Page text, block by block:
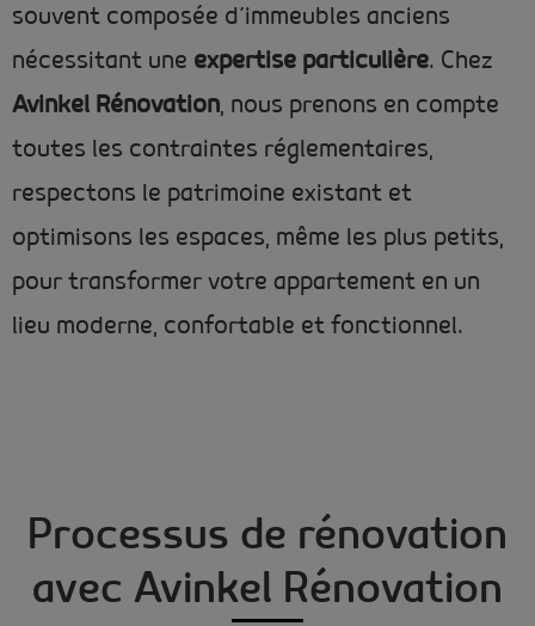
souvent composée d’immeubles anciens
nécessitant une expertise particulière. Chez
Avinkel Rénovation, nous prenons en compte
toutes les contraintes réglementaires,
respectons le patrimoine existant et
optimisons les espaces, même les plus petits,
pour transformer votre appartement en un
lieu moderne, confortable et fonctionnel.
Processus de rénovation
avec Avinkel Rénovation